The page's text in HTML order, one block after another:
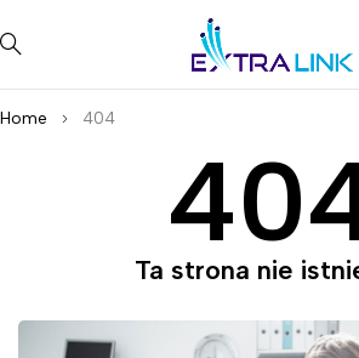
Home 404
Ta strona nie